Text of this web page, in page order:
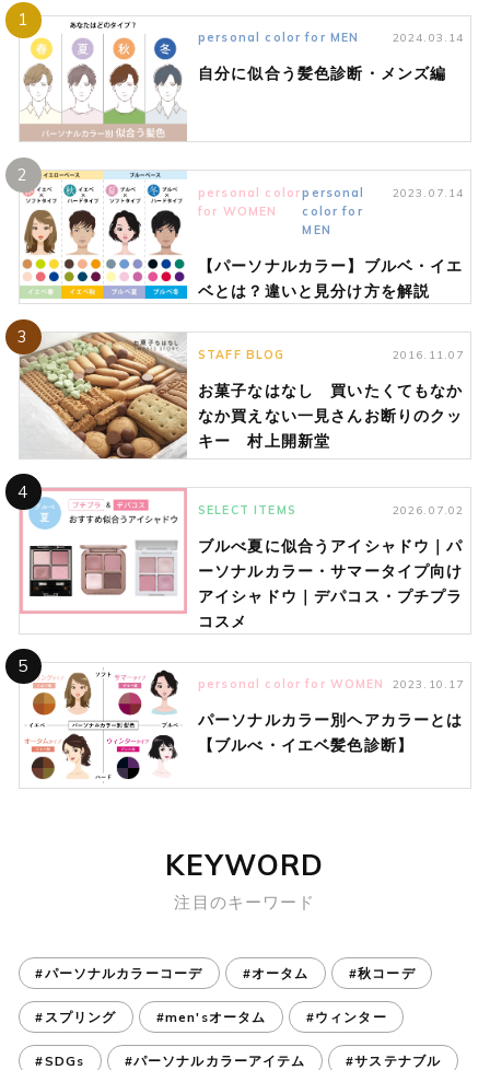
1
personal color for MEN 2024.03.14
自分に似合う髪色診断・メンズ編
2
personal color
for WOMEN
personal
color for
MEN
2023.07.14
【パーソナルカラー】ブルベ・イエ
ベとは？違いと見分け方を解説
3
STAFF BLOG 2016.11.07
お菓子なはなし 買いたくてもなか
なか買えない一見さんお断りのクッ
キー 村上開新堂
4
SELECT ITEMS 2026.07.02
ブルべ夏に似合うアイシャドウ｜パ
ーソナルカラー・サマータイプ向け
アイシャドウ｜デパコス・プチプラ
コスメ
5
personal color for WOMEN 2023.10.17
パーソナルカラー別ヘアカラーとは
【ブルべ・イエベ髪色診断】
KEYWORD
注目のキーワード
#パーソナルカラーコーデ #オータム #秋コーデ
#スプリング #men'sオータム #ウィンター
#SDGs #パーソナルカラーアイテム #サステナブル